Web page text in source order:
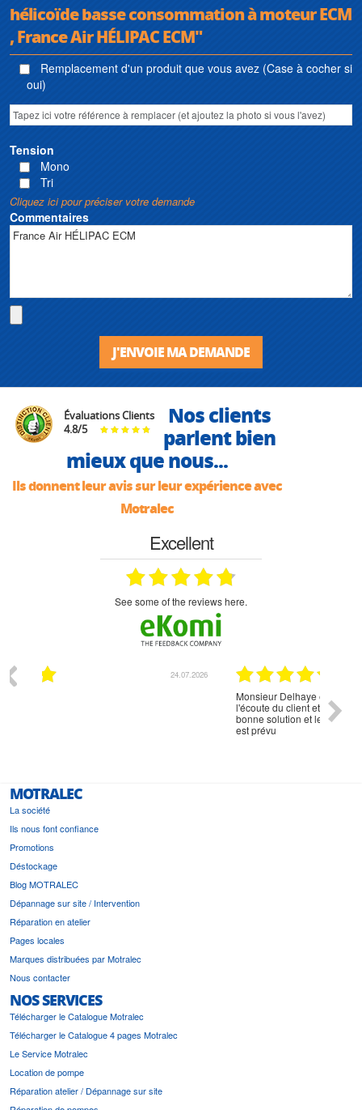
hélicoïde basse consommation à moteur ECM
, France Air HÉLIPAC ECM"
Remplacement d'un produit que vous avez (Case à cocher si
oui)
Tension
Mono
Tri
Cliquez ici pour préciser votre demande
Commentaires
J'ENVOIE MA DEMANDE
Évaluations Clients
4.8/5
Nos clients
parlent bien
mieux que nous...
Ils donnent leur avis sur leur expérience avec
Motralec
Excellent
see some of the reviews here.
18.07.2026
Monsieur Delhaye est une personne disponible, à
l'écoute du client et très aimable - cherchant toujours la
bonne solution et le matériel convenant à l'usage qui en
MOTRALEC
La société
Ils nous font confiance
Promotions
Déstockage
Blog MOTRALEC
Dépannage sur site / Intervention
Réparation en atelier
Pages locales
Marques distribuées par Motralec
Nous contacter
NOS SERVICES
Télécharger le Catalogue Motralec
Télécharger le Catalogue 4 pages Motralec
Le Service Motralec
Location de pompe
Réparation atelier / Dépannage sur site